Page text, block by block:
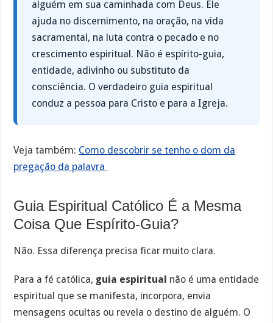
alguém em sua caminhada com Deus. Ele
ajuda no discernimento, na oração, na vida
sacramental, na luta contra o pecado e no
crescimento espiritual. Não é espírito-guia,
entidade, adivinho ou substituto da
consciência. O verdadeiro guia espiritual
conduz a pessoa para Cristo e para a Igreja.
Veja também: Como descobrir se tenho o dom da
pregação da palavra
Guia Espiritual Católico É a Mesma
Coisa Que Espírito-Guia?
Não. Essa diferença precisa ficar muito clara.
Para a fé católica, guia espiritual não é uma entidade
espiritual que se manifesta, incorpora, envia
mensagens ocultas ou revela o destino de alguém. O